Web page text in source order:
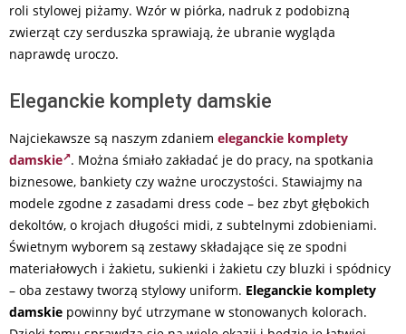
roli stylowej piżamy. Wzór w piórka, nadruk z podobizną
zwierząt czy serduszka sprawiają, że ubranie wygląda
naprawdę uroczo.
Eleganckie komplety damskie
Najciekawsze są naszym zdaniem eleganckie komplety
damskie . Można śmiało zakładać je do pracy, na spotkania
biznesowe, bankiety czy ważne uroczystości. Stawiajmy na
modele zgodne z zasadami dress code – bez zbyt głębokich
dekoltów, o krojach długości midi, z subtelnymi zdobieniami.
Świetnym wyborem są zestawy składające się ze spodni
materiałowych i żakietu, sukienki i żakietu czy bluzki i spódnicy
– oba zestawy tworzą stylowy uniform. Eleganckie komplety
damskie powinny być utrzymane w stonowanych kolorach.